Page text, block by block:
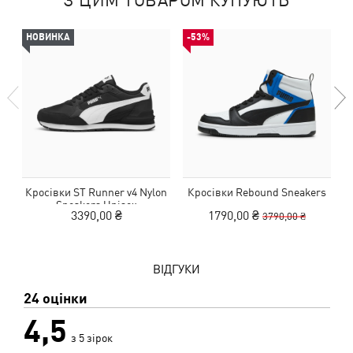
НОВИНКА
Кросівки ST Runner v4 Nylon
Sneakers Unisex
3390,00 ₴
-53%
Кросівки Rebound Sneakers
1790,00 ₴ 3790,00 ₴
ВІДГУКИ
24 оцінки
4,5 з 5 зірок